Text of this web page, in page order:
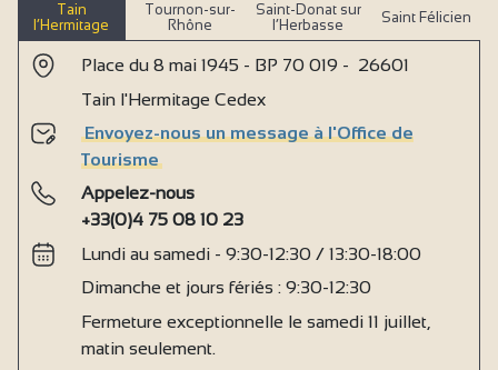
Tain
l’Hermitage
Tournon-sur-
Rhône
Saint-Donat sur
l’Herbasse
Saint Félicien
Place du 8 mai 1945 - BP 70 019 - 26601
Tain l'Hermitage Cedex
Envoyez-nous un message à l'Office de
Tourisme
Appelez-nous
+33(0)4 75 08 10 23
Lundi au samedi - 9:30-12:30 / 13:30-18:00
Dimanche et jours fériés : 9:30-12:30
Fermeture exceptionnelle le samedi 11 juillet,
matin seulement.